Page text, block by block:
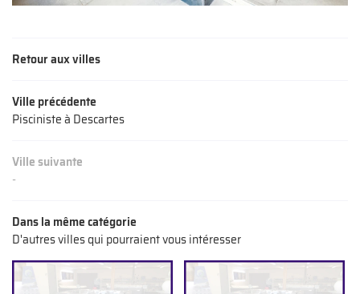
Retour aux villes
Ville précédente
Pisciniste à Descartes
Ville suivante
-
Dans la même catégorie
D'autres villes qui pourraient vous intéresser